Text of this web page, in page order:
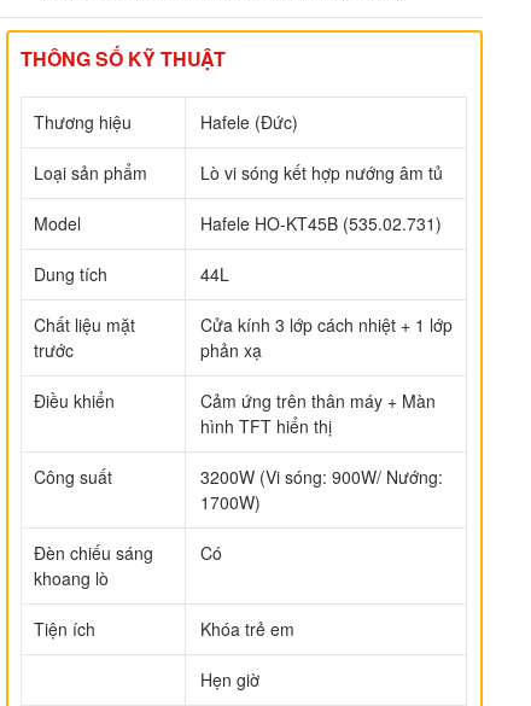
THÔNG SỐ KỸ THUẬT
Thương hiệu Hafele (Đức)
Loại sản phẩm Lò vi sóng kết hợp nướng âm tủ
Model Hafele HO-KT45B (535.02.731)
Dung tích 44L
Chất liệu mặt
trước
Cửa kính 3 lớp cách nhiệt + 1 lớp
phản xạ
Điều khiển
Cảm ứng trên thân máy + Màn
hình TFT hiển thị
Công suất
3200W (Vi sóng: 900W/ Nướng:
1700W)
Đèn chiếu sáng
khoang lò
Có
Tiện ích Khóa trẻ em
Hẹn giờ